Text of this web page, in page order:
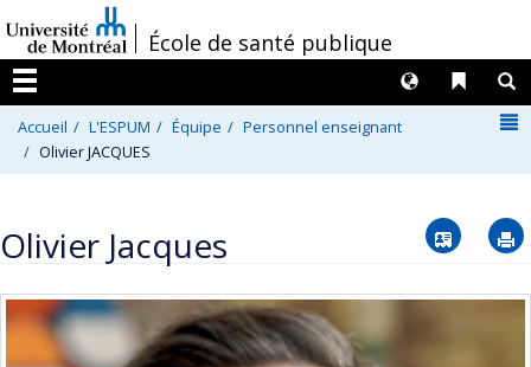
au
contenu
/École de santé publique
Menu
Liens
Langues
Accueil L'ESPUM Équipe
Personnel enseignant
Olivier JACQUES
Olivier Jacques Vcard